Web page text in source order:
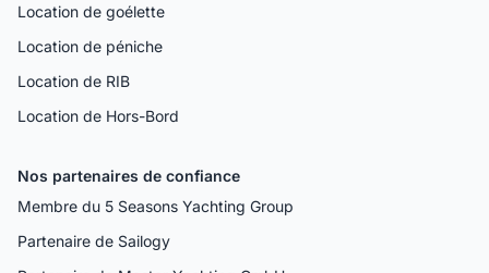
Location de goélette
Location de péniche
Location de RIB
Location de Hors-Bord
Nos partenaires de confiance
Membre du 5 Seasons Yachting Group
Partenaire de Sailogy